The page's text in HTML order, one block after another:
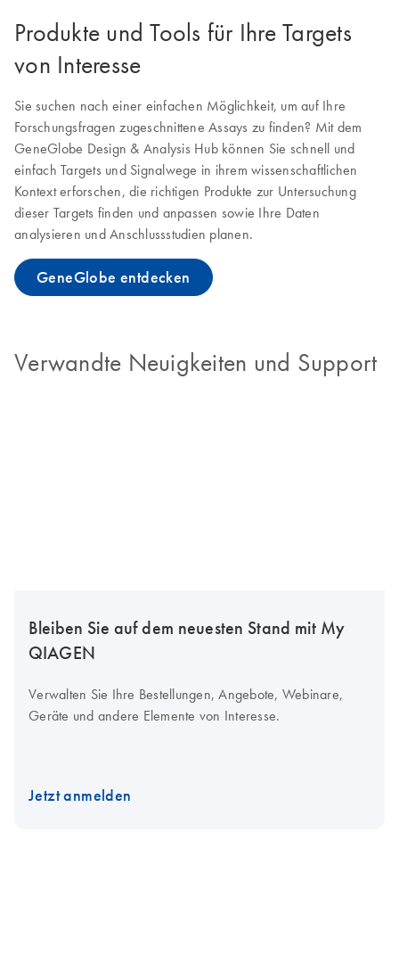
Produkte und Tools für Ihre Targets
von Interesse
Sie suchen nach einer einfachen Möglichkeit, um auf Ihre
Forschungsfragen zugeschnittene Assays zu finden? Mit dem
GeneGlobe Design & Analysis Hub können Sie schnell und
einfach Targets und Signalwege in ihrem wissenschaftlichen
Kontext erforschen, die richtigen Produkte zur Untersuchung
dieser Targets finden und anpassen sowie Ihre Daten
analysieren und Anschlussstudien planen.
GeneGlobe entdecken
Verwandte Neuigkeiten und Support
Bleiben Sie auf dem neuesten Stand mit My
QIAGEN
Verwalten Sie Ihre Bestellungen, Angebote, Webinare,
Geräte und andere Elemente von Interesse.
Jetzt anmelden